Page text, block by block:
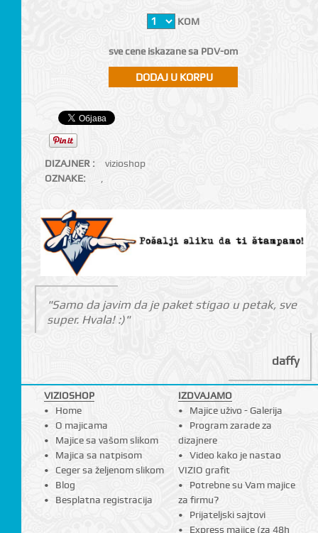
KOM
sve cene iskazane sa PDV-om
DIZAJNER :
vizioshop
OZNAKE:
,
"Samo da javim da je paket stigao u petak, sve
super. Hvala! :)"
daffy
VIZIOSHOP
Home
O majicama
Majice sa vašom slikom
Majica sa natpisom
Ceger sa željenom slikom
Blog
Besplatna registracija
IZDVAJAMO
Majice uživo - Galerija
Program zarade za
dizajnere
Video kako je nastao
VIZIO grafit
Potrebne su Vam majice
za firmu?
Prijateljski sajtovi
Express majice (za 48h